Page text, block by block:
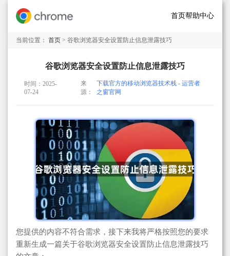
首页帮助中心
当前位置： 首页 > 谷歌浏览器安全设置防止信息泄露技巧
谷歌浏览器安全设置防止信息泄露技巧
时间：2025-
07-24
来
源：
下载官方的移动浏览器技术栈 - 运营者
之窗官网
您提供的内容不符合需求，接下来我将严格按照您的要求
重新生成一篇关于谷歌浏览器安全设置防止信息泄露技巧